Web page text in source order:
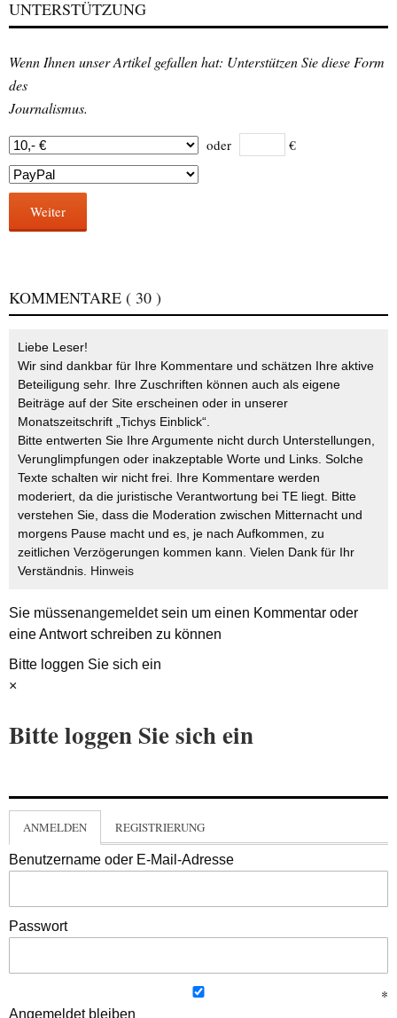
UNTERSTÜTZUNG
Wenn Ihnen unser Artikel gefallen hat: Unterstützen Sie diese Form
des
Journalismus.
oder €
Weiter
KOMMENTARE ( 30 )
Liebe Leser!
Wir sind dankbar für Ihre Kommentare und schätzen Ihre aktive
Beteiligung sehr. Ihre Zuschriften können auch als eigene
Beiträge auf der Site erscheinen oder in unserer
Monatszeitschrift „Tichys Einblick“.
Bitte entwerten Sie Ihre Argumente nicht durch Unterstellungen,
Verunglimpfungen oder inakzeptable Worte und Links. Solche
Texte schalten wir nicht frei. Ihre Kommentare werden
moderiert, da die juristische Verantwortung bei TE liegt. Bitte
verstehen Sie, dass die Moderation zwischen Mitternacht und
morgens Pause macht und es, je nach Aufkommen, zu
zeitlichen Verzögerungen kommen kann. Vielen Dank für Ihr
Verständnis. Hinweis
Sie müssenangemeldetsein um einen Kommentar oder
eine Antwort schreiben zu können
Bitte loggen Sie sich ein
×
Bitte loggen Sie sich ein
ANMELDEN REGISTRIERUNG
Benutzername oder E-Mail-Adresse
Passwort
Angemeldet bleiben